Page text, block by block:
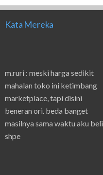
Kata Mereka
m.ruri : meski harga sedikit
mahalan toko ini ketimbang
marketplace, tapi disini
beneran ori. beda banget
masilnya sama waktu aku beli
shpe